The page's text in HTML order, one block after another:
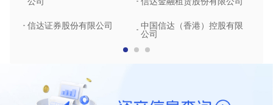
信达证券股份有限公司
中国信达（香港）控股有限
公司